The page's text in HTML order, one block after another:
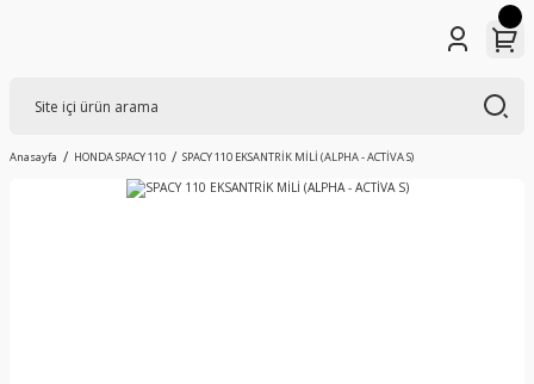
Anasayfa HONDA SPACY 110 SPACY 110 EKSANTRİK MİLİ (ALPHA - ACTİVA S)